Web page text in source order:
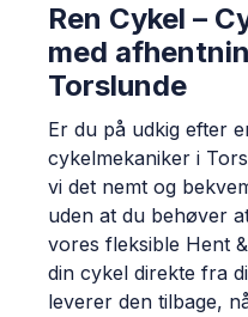
Ren Cykel –
med
Torslunde
Er du på udkig efter
cykelmekaniker i
vi det nemt og
uden at du behøver
vores fleksible Hent
din cykel direkte fra
leverer den tilbage,